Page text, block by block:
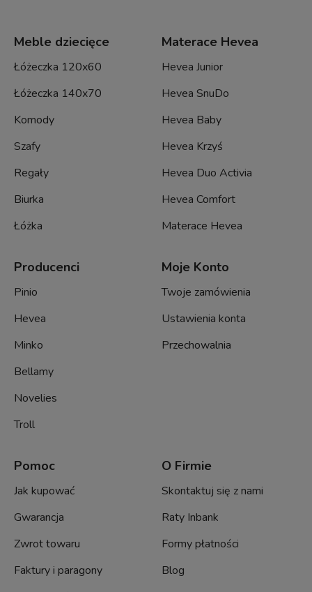
Meble dziecięce
Łóżeczka 120x60
Łóżeczka 140x70
Komody
Szafy
Regały
Biurka
Łóżka
Materace Hevea
Hevea Junior
Hevea SnuDo
Hevea Baby
Hevea Krzyś
Hevea Duo Activia
Hevea Comfort
Materace Hevea
Producenci
Pinio
Hevea
Minko
Bellamy
Novelies
Troll
Moje Konto
Twoje zamówienia
Ustawienia konta
Przechowalnia
Pomoc
Jak kupować
Gwarancja
Zwrot towaru
Faktury i paragony
O Firmie
Skontaktuj się z nami
Raty Inbank
Formy płatności
Blog